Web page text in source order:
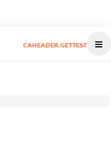
CAHEADER.GETTEST